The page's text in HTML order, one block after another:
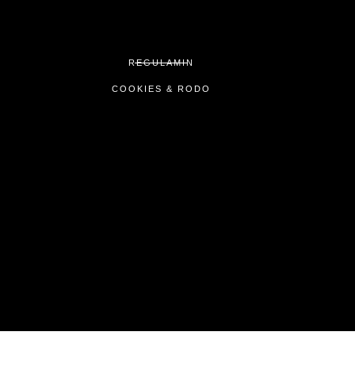
REGULAMIN
COOKIES & RODO